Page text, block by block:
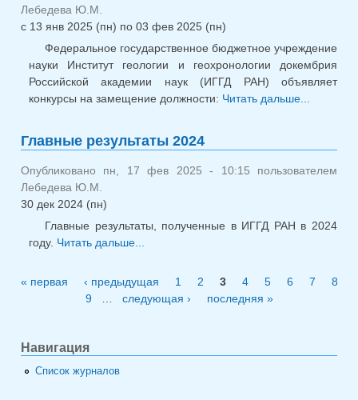
Лебедева Ю.М.
с 13 янв 2025 (пн) по 03 фев 2025 (пн)
Федеральное государственное бюджетное учреждение
науки Институт геологии и геохронологии докембрия
Российской академии наук (ИГГД РАН) объявляет
конкурсы на замещение должности: Читать дальше...
февраль
Главные результаты 2024
Опубликовано пн, 17 фев 2025 - 10:15 пользователем
Лебедева Ю.М.
30 дек 2024 (пн)
Главные результаты, полученные в ИГГД РАН в 2024
году. Читать дальше...
Страницы
« первая ‹ предыдущая 1 2 3 4 5 6 7
8
9
следующая › последняя »
Навигация
Список журналов